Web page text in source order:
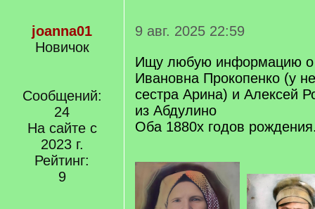
joanna01
Новичок
Сообщений:
24
На сайте с
2023 г.
Рейтинг:
9
9 авг. 2025 22:59
Ищу любую информацию о
Ивановна Прокопенко (у
сестра Арина) и Алексей
из Абдулино
Оба 1880х годов